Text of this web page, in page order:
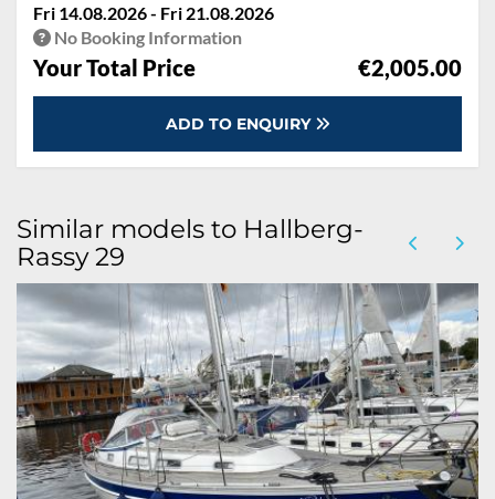
Fri 14.08.2026 - Fri 21.08.2026
No Booking Information
Your Total Price €2,005.00
ADD TO ENQUIRY
Similar models to Hallberg-
Rassy 29